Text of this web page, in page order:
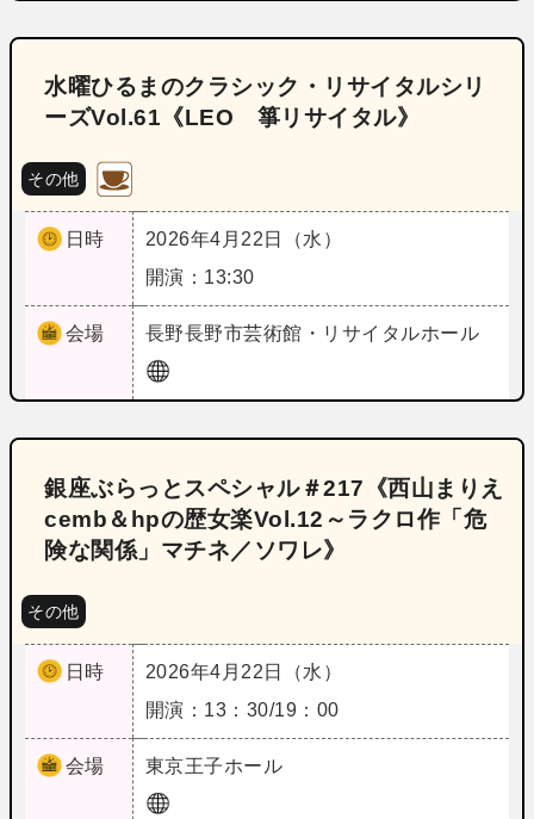
水曜ひるまのクラシック・リサイタルシリ
ーズVol.61《LEO 箏リサイタル》
その他
日時
2026年4月22日（水）
開演：13:30
会場 長野長野市芸術館・リサイタルホール
銀座ぶらっとスペシャル＃217《西山まりえ
cemb＆hpの歴女楽Vol.12～ラクロ作「危
険な関係」マチネ／ソワレ》
その他
日時
2026年4月22日（水）
開演：13：30/19：00
会場 東京王子ホール